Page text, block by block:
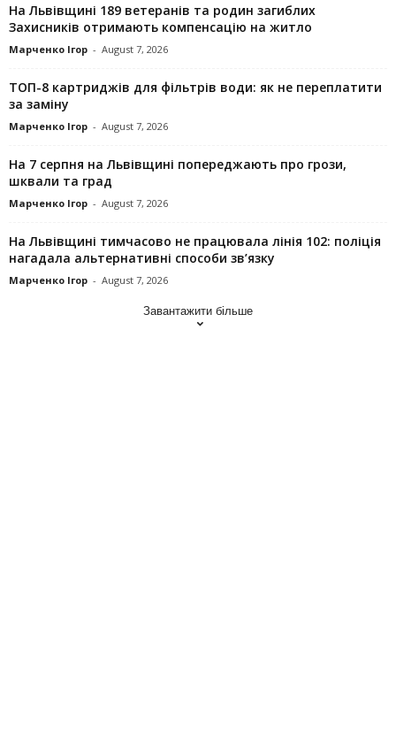
На Львівщині 189 ветеранів та родин загиблих
Захисників отримають компенсацію на житло
Марченко Ігор - August 7, 2026
ТОП-8 картриджів для фільтрів води: як не переплатити
за заміну
Марченко Ігор - August 7, 2026
На 7 серпня на Львівщині попереджають про грози,
шквали та град
Марченко Ігор - August 7, 2026
На Львівщині тимчасово не працювала лінія 102: поліція
нагадала альтернативні способи зв’язку
Марченко Ігор - August 7, 2026
Завантажити більше